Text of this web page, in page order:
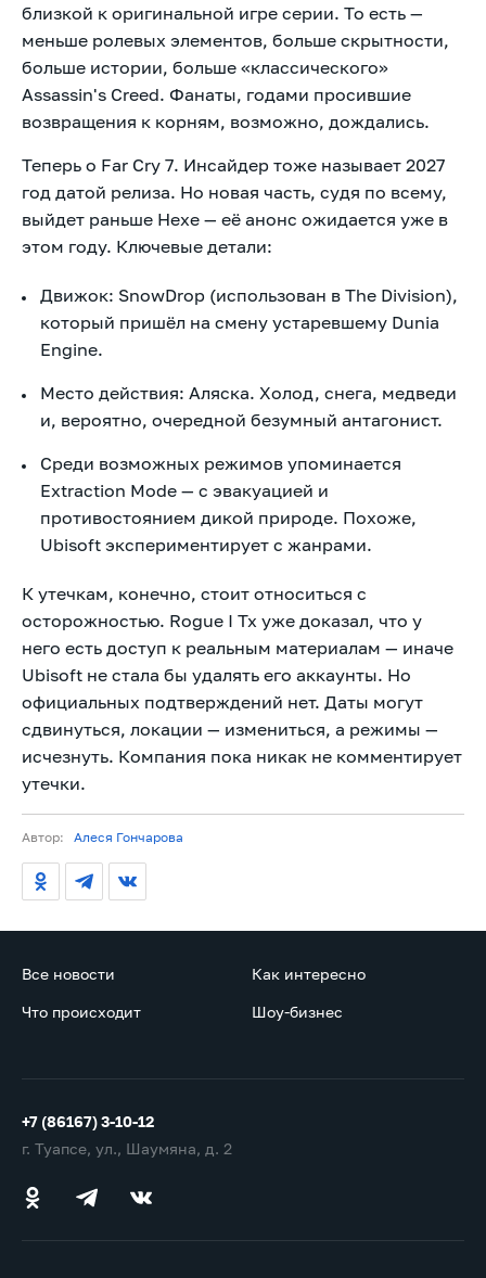
близкой к оригинальной игре серии. То есть —
меньше ролевых элементов, больше скрытности,
больше истории, больше «классического»
Assassin's Creed. Фанаты, годами просившие
возвращения к корням, возможно, дождались.
Теперь о Far Cry 7. Инсайдер тоже называет 2027
год датой релиза. Но новая часть, судя по всему,
выйдет раньше Hexe — её анонс ожидается уже в
этом году. Ключевые детали:
Движок: SnowDrop (использован в The Division),
который пришёл на смену устаревшему Dunia
Engine.
Место действия: Аляска. Холод, снега, медведи
и, вероятно, очередной безумный антагонист.
Среди возможных режимов упоминается
Extraction Mode — с эвакуацией и
противостоянием дикой природе. Похоже,
Ubisoft экспериментирует с жанрами.
К утечкам, конечно, стоит относиться с
осторожностью. Rogue I Tx уже доказал, что у
него есть доступ к реальным материалам — иначе
Ubisoft не стала бы удалять его аккаунты. Но
официальных подтверждений нет. Даты могут
сдвинуться, локации — измениться, а режимы —
исчезнуть. Компания пока никак не комментирует
утечки.
Автор: Алеся Гончарова
Все новости
Что происходит
Как интересно
Шоу-бизнес
+7 (86167) 3-10-12
г. Туапсе, ул., Шаумяна, д. 2